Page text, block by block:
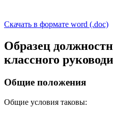
Скачать в формате word (.doc)
Образец
классного
Общие положения
Общие условия таковы: